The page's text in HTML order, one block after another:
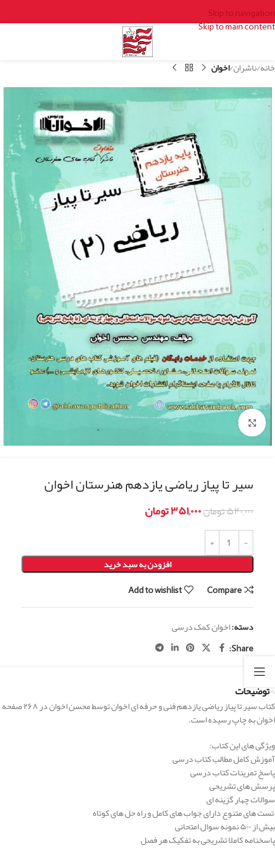
Skip to navigation
Skip to main content
خانه ناشران اخوان
Click to enlarge
سیر تا پیاز ریاضی یازدهم هنرستان اخوان
۵۴۰,۰۰۰تومان۳۵۱,۰۰۰تومان
افزودن به سبد خرید
Compare
Add to wishlist
دسته:اخوان,کمک درسی
Share:
توضیحات
کتاب سیر تا پیاز ریاضی یازدهم فنی و حرفه ای اخوان توسط محسن اخوان در ۲۶۸ صفحه
اخوان به چاپ رسیده است.
ویژگی های این کتاب:
آموزش کامل مطالب کتاب درسی
پاسخ تمرینات کتاب درسی
پرسش های تشریحی
سوالات چهار گزینه ای
تست های متنوع دارای جواب های کامل و راه حل های کوتاه
بیش از ۵۰۰ نمونه سوال امتحانی
پاسخنامه کاملا تشریحی به تفکیک هر فصل